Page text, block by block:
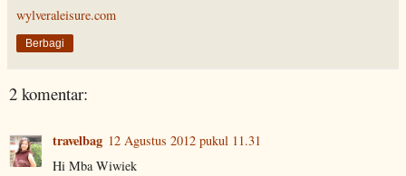
wylveraleisure.com
Berbagi
2 komentar:
travelbag 12 Agustus 2012 pukul 11.31
Hi Mba Wiwiek